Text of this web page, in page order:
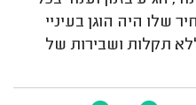
שלו היה הוגן בעיניי
תקלות ושבירות של